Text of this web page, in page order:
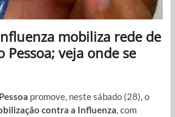
mobiliza rede de
Pessoa; veja onde se
promove, neste sábado (28), o
contra a Influenza, com